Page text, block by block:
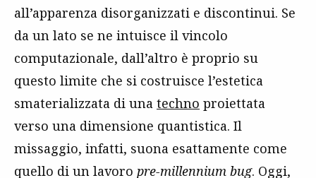
all’apparenza disorganizzati e discontinui. Se
da un lato se ne intuisce il vincolo
computazionale, dall’altro è proprio su
questo limite che si costruisce l’estetica
smaterializzata di una techno proiettata
verso una dimensione quantistica. Il
missaggio, infatti, suona esattamente come
quello di un lavoro pre-millennium bug. Oggi,